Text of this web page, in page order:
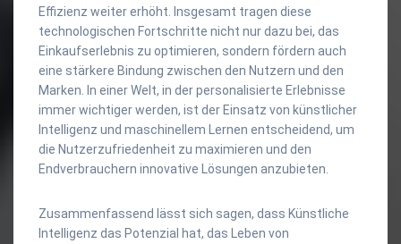
Effizienz weiter erhöht. Insgesamt tragen diese
technologischen Fortschritte nicht nur dazu bei, das
Einkaufserlebnis zu optimieren, sondern fördern auch
eine stärkere Bindung zwischen den Nutzern und den
Marken. In einer Welt, in der personalisierte Erlebnisse
immer wichtiger werden, ist der Einsatz von künstlicher
Intelligenz und maschinellem Lernen entscheidend, um
die Nutzerzufriedenheit zu maximieren und den
Endverbrauchern innovative Lösungen anzubieten.
Zusammenfassend lässt sich sagen, dass Künstliche
Intelligenz das Potenzial hat, das Leben von